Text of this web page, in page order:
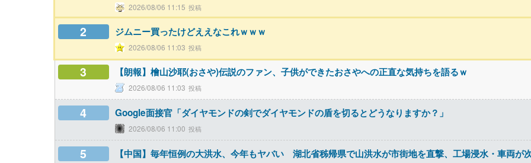
2026/08/06 11:15
2 ジムニー買ったけどええなこれｗｗｗ
2026/08/06 11:03
3 【朗報】檜山沙耶(おさや)伝説のファン、子供ができたおさやへの正直な気持ちを語るｗ
2026/08/06 11:03
4 Google面接官「ダイヤモンドの剣でダイヤモンドの盾を切るとどうなりますか？」
2026/08/06 11:00
5 【中国】毎年恒例の大洪水、今年もヤバい 湖北省秭帰県で山洪水が市街地を直撃、工場浸水・車両が